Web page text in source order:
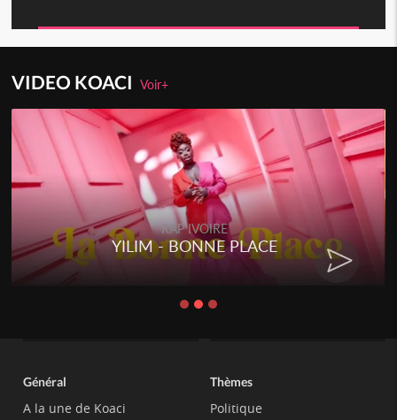
VIDEO KOACIVoir+
RAP IVOIRE
YILIM - BONNE PLACE
Général
A la une de Koaci
Thèmes
Politique